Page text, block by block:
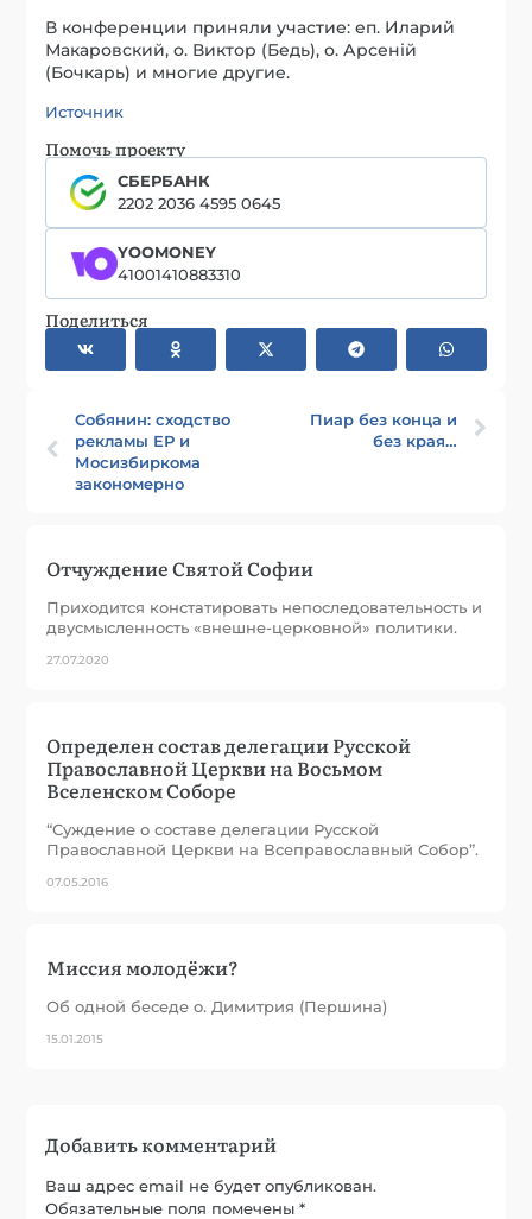
В конференции приняли участие: еп. Иларий
Макаровский, о. Виктор (Бедь), о. Арсеній
(Бочкарь) и многие другие.
Источник
Помочь проекту
СБЕРБАНК
2202 2036 4595 0645
YOOMONEY
41001410883310
Поделиться
Собянин: сходство
рекламы ЕР и
Мосизбиркома
закономерно
Пиар без конца и
без края…
Отчуждение Святой Софии
Приходится констатировать непоследовательность и
двусмысленность «внешне-церковной» политики.
27.07.2020
Определен состав делегации Русской
Православной Церкви на Восьмом
Вселенском Соборе
“Суждение о составе делегации Русской
Православной Церкви на Всеправославный Собор”.
07.05.2016
Миссия молодёжи?
Об одной беседе о. Димитрия (Першина)
15.01.2015
Добавить комментарий
Ваш адрес email не будет опубликован.
Обязательные поля помечены*